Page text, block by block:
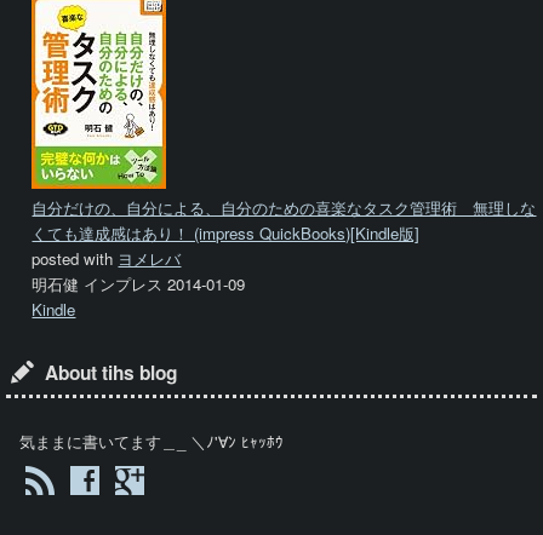
自分だけの、自分による、自分のための喜楽なタスク管理術 無理しな
くても達成感はあり！ (impress QuickBooks)[Kindle版]
posted with ヨメレバ
明石健 インプレス 2014-01-09
Kindle
About tihs blog
気ままに書いてます＿_ ＼ﾉ'∀ﾝ ﾋｬｯﾎｳ